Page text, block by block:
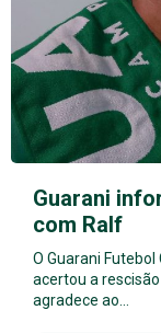
Guarani
com Ralf
O Guarani
acertou a
agradece ao…